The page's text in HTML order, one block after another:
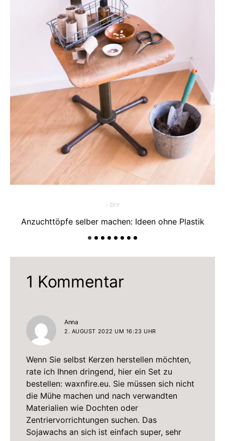
- DIY
Anzuchttöpfe selber machen: Ideen ohne Plastik
1 Kommentar
Anna
2. AUGUST 2022 UM 16:23 UHR
Wenn Sie selbst Kerzen herstellen möchten,
rate ich Ihnen dringend, hier ein Set zu
bestellen: waxnfire.eu. Sie müssen sich nicht
die Mühe machen und nach verwandten
Materialien wie Dochten oder
Zentriervorrichtungen suchen. Das
Sojawachs an sich ist einfach super, sehr